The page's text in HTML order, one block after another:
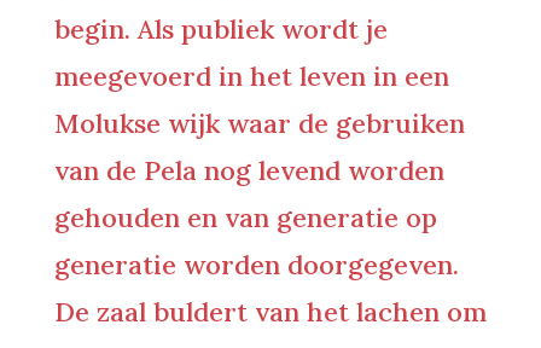
begin. Als publiek wordt je
meegevoerd in het leven in een
Molukse wijk waar de gebruiken
van de Pela nog levend worden
gehouden en van generatie op
generatie worden doorgegeven.
De zaal buldert van het lachen om